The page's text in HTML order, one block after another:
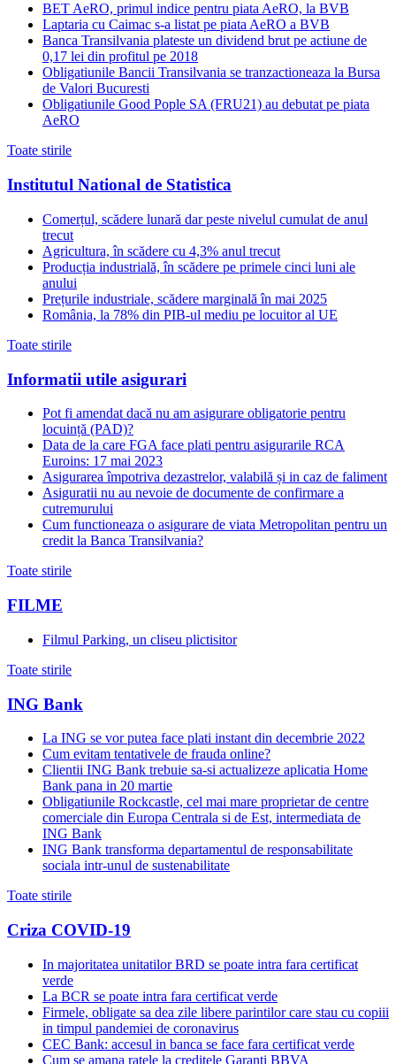
BET AeRO, primul indice pentru piata AeRO, la BVB
Laptaria cu Caimac s-a listat pe piata AeRO a BVB
Banca Transilvania plateste un dividend brut pe actiune de
0,17 lei din profitul pe 2018
Obligatiunile Bancii Transilvania se tranzactioneaza la Bursa
de Valori Bucuresti
Obligatiunile Good Pople SA (FRU21) au debutat pe piata
AeRO
Toate stirile
Institutul National de Statistica
Comerțul, scădere lunară dar peste nivelul cumulat de anul
trecut
Agricultura, în scădere cu 4,3% anul trecut
Producția industrială, în scădere pe primele cinci luni ale
anului
Prețurile industriale, scădere marginală în mai 2025
România, la 78% din PIB-ul mediu pe locuitor al UE
Toate stirile
Informatii utile asigurari
Pot fi amendat dacă nu am asigurare obligatorie pentru
locuință (PAD)?
Data de la care FGA face plati pentru asigurarile RCA
Euroins: 17 mai 2023
Asigurarea împotriva dezastrelor, valabilă și in caz de faliment
Asiguratii nu au nevoie de documente de confirmare a
cutremurului
Cum functioneaza o asigurare de viata Metropolitan pentru un
credit la Banca Transilvania?
Toate stirile
FILME
Filmul Parking, un cliseu plictisitor
Toate stirile
ING Bank
La ING se vor putea face plati instant din decembrie 2022
Cum evitam tentativele de frauda online?
Clientii ING Bank trebuie sa-si actualizeze aplicatia Home
Bank pana in 20 martie
Obligatiunile Rockcastle, cel mai mare proprietar de centre
comerciale din Europa Centrala si de Est, intermediata de
ING Bank
ING Bank transforma departamentul de responsabilitate
sociala intr-unul de sustenabilitate
Toate stirile
Criza COVID-19
In majoritatea unitatilor BRD se poate intra fara certificat
verde
La BCR se poate intra fara certificat verde
Firmele, obligate sa dea zile libere parintilor care stau cu copiii
in timpul pandemiei de coronavirus
CEC Bank: accesul in banca se face fara certificat verde
Cum se amana ratele la creditele Garanti BBVA